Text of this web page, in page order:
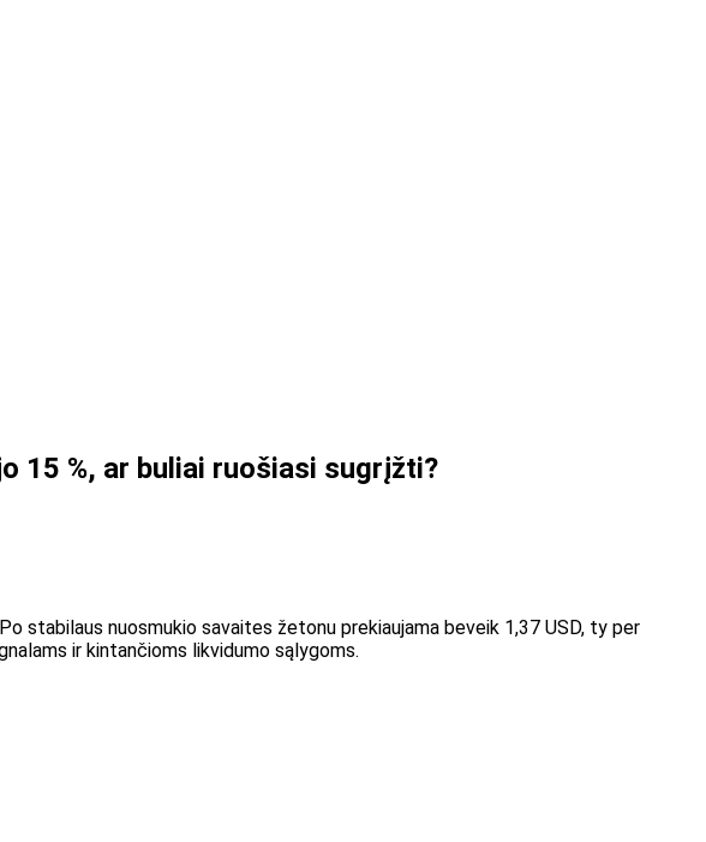
15 %, ar buliai ruošiasi sugrįžti?
stabilaus nuosmukio savaites žetonu prekiaujama beveik 1,37 USD, ty per
ir kintančioms likvidumo sąlygoms.